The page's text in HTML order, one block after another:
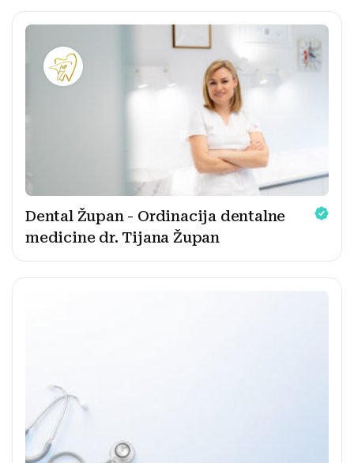
Dental Župan - Ordinacija dentalne
medicine dr. Tijana Župan